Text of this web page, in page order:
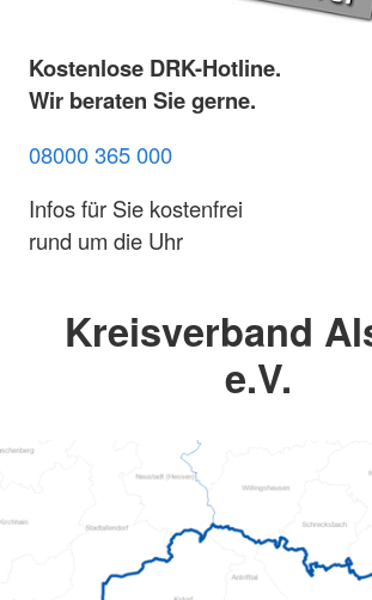
Kostenlose DRK-Hotline.
Wir beraten Sie gerne.
08000 365 000
Infos für Sie kostenfrei
rund um die Uhr
Kreisverband
e.V.